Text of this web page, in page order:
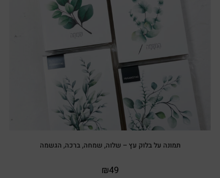
תמונה על בלוק עץ – שלוה, שמחה, ברכה, הגשמה
₪49